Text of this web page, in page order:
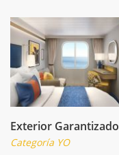
Exterior Garantizado
Categoría YO